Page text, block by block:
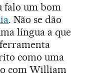
falo um bom
. Não se dão
língua a que
como uma
com William